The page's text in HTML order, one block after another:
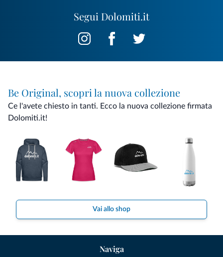
Segui Dolomiti.it
Be Original, scopri la nuova collezione
Ce l'avete chiesto in tanti. Ecco la nuova collezione firmata
Dolomiti.it!
Vai allo shop
Naviga